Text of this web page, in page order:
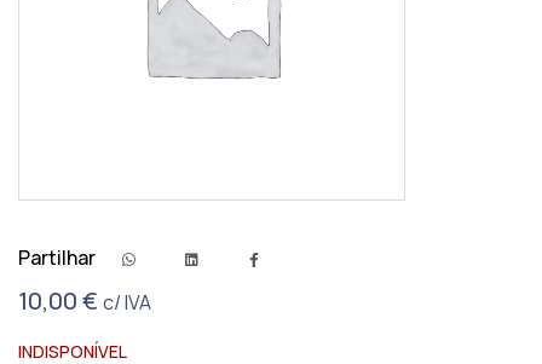
Partilhar
10,00€ c/ IVA
INDISPONÍVEL